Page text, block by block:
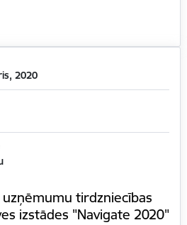
2020
tirdzniecības
izstādes "Navigate 2020"